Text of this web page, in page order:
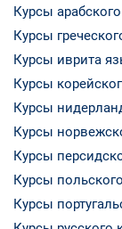
Курсы
Курсы
Курсы иврита
Курсы
Курсы
Курсы
Курсы
Курсы
Курсы